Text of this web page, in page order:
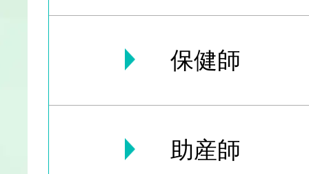
保健師
助産師